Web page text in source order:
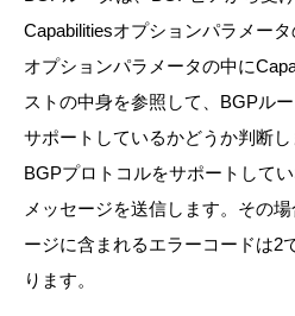
Capabilitiesオプションパラメー
オプションパラメータの中に
ストの中身を参照して、BGPル
サポートしているかどうか判断
BGPプロトコルをサポートして
メッセージを送信します。その
ージに含まれるエラーコードは2
ります。